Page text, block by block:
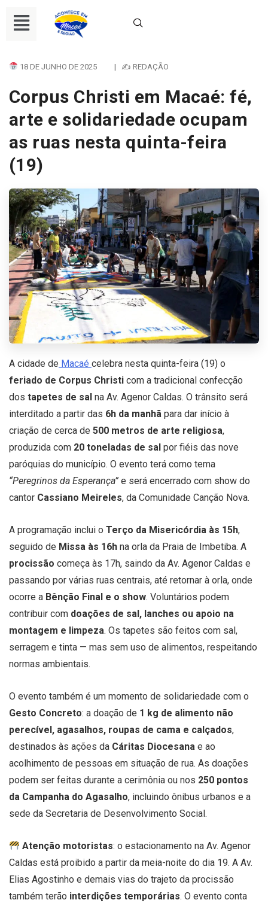
18 DE JUNHO DE 2025 | ✍ REDAÇÃO
Corpus Christi em Macaé: fé,
arte e solidariedade ocupam
as ruas nesta quinta-feira
(19)
A cidade de Macaé celebra nesta quinta-feira (19) o
feriado de Corpus Christi com a tradicional confecção
dos tapetes de sal na Av. Agenor Caldas. O trânsito será
interditado a partir das 6h da manhã para dar início à
criação de cerca de 500 metros de arte religiosa,
produzida com 20 toneladas de sal por fiéis das nove
paróquias do município. O evento terá como tema
“Peregrinos da Esperança” e será encerrado com show do
cantor Cassiano Meireles, da Comunidade Canção Nova.
A programação inclui o Terço da Misericórdia às 15h,
seguido de Missa às 16h na orla da Praia de Imbetiba. A
procissão começa às 17h, saindo da Av. Agenor Caldas e
passando por várias ruas centrais, até retornar à orla, onde
ocorre a Bênção Final e o show. Voluntários podem
contribuir com doações de sal, lanches ou apoio na
montagem e limpeza. Os tapetes são feitos com sal,
serragem e tinta — mas sem uso de alimentos, respeitando
normas ambientais.
O evento também é um momento de solidariedade com o
Gesto Concreto: a doação de 1 kg de alimento não
perecível, agasalhos, roupas de cama e calçados,
destinados às ações da Cáritas Diocesana e ao
acolhimento de pessoas em situação de rua. As doações
podem ser feitas durante a cerimônia ou nos 250 pontos
da Campanha do Agasalho, incluindo ônibus urbanos e a
sede da Secretaria de Desenvolvimento Social.
Atenção motoristas: o estacionamento na Av. Agenor
Caldas está proibido a partir da meia-noite do dia 19. A Av.
Elias Agostinho e demais vias do trajeto da procissão
também terão interdições temporárias. O evento conta